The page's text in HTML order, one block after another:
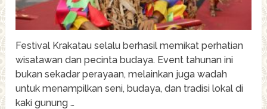
Festival Krakatau selalu berhasil memikat perhatian
wisatawan dan pecinta budaya. Event tahunan ini
bukan sekadar perayaan, melainkan juga wadah
untuk menampilkan seni, budaya, dan tradisi lokal di
kaki gunung …